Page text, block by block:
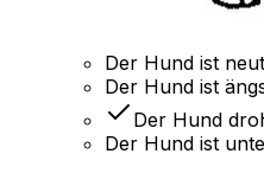
Der Hund ist
Der Hund ist
Der Hund
Der Hund ist